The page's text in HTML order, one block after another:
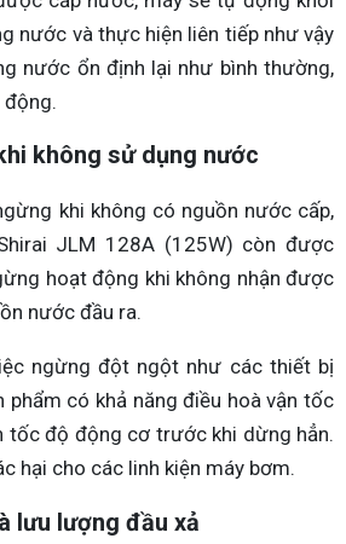
nước và thực hiện liên tiếp như vậy
nước ổn định lại như bình thường,
không sử dụng nước
khi không có nguồn nước cấp,
JLM 128A (125W) còn được
hoạt động khi không nhận được
nước đầu ra.
ngừng đột ngột như các thiết bị
phẩm có khả năng điều hoà vận tốc
tốc độ động cơ trước khi dừng hẳn.
hại cho các linh kiện máy bơm.
lưu lượng đầu xả